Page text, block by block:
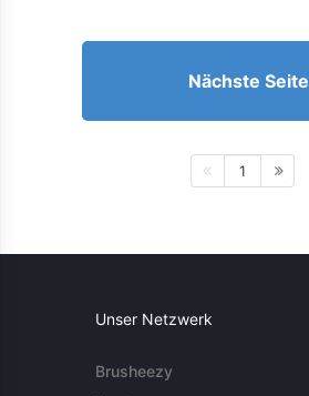
Nächste Seite
1
Unser Netzwerk
Brusheezy